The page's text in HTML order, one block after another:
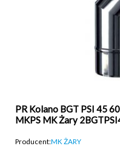
PR Kolano BGT PSI 45
MKPS MK Żary
Producent:MK ŻARY